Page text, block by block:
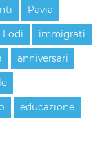
Pavia
Lodi immigrati
anniversari
educazione